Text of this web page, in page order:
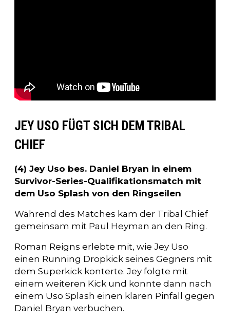
JEY USO FÜGT SICH DEM TRIBAL
CHIEF
(4) Jey Uso bes. Daniel Bryan in einem
Survivor-Series-Qualifikationsmatch mit
dem Uso Splash von den Ringseilen
Während des Matches kam der Tribal Chief
gemeinsam mit Paul Heyman an den Ring.
Roman Reigns erlebte mit, wie Jey Uso
einen Running Dropkick seines Gegners mit
dem Superkick konterte. Jey folgte mit
einem weiteren Kick und konnte dann nach
einem Uso Splash einen klaren Pinfall gegen
Daniel Bryan verbuchen.